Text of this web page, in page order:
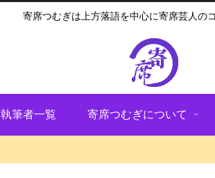
寄席つむぎは上方落語を中心に寄席芸人の
執筆者一覧 寄席つむぎについて